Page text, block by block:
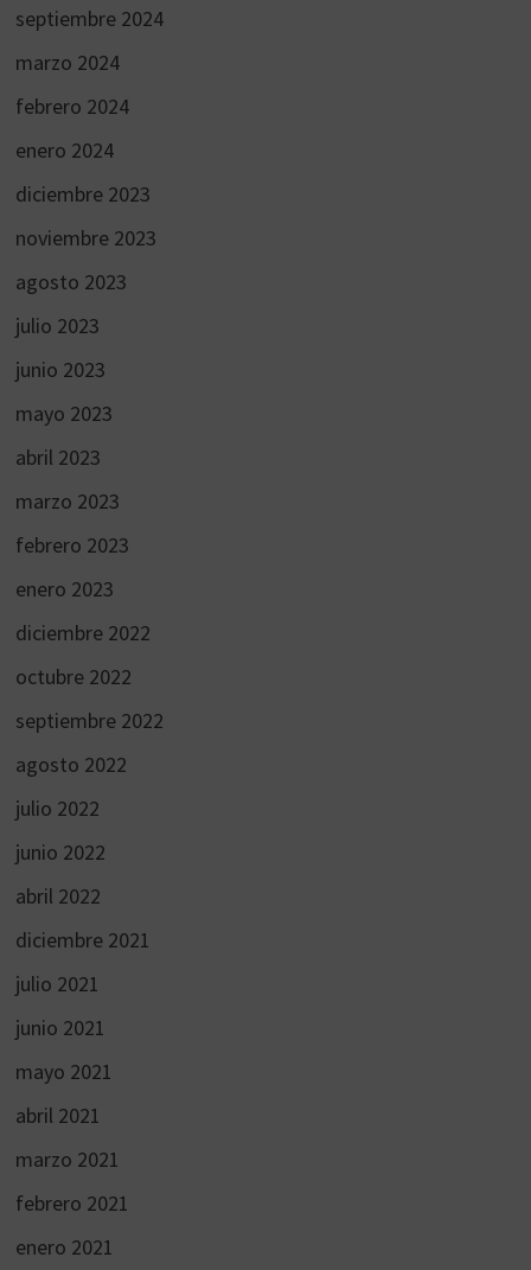
septiembre 2024
marzo 2024
febrero 2024
enero 2024
diciembre 2023
noviembre 2023
agosto 2023
julio 2023
junio 2023
mayo 2023
abril 2023
marzo 2023
febrero 2023
enero 2023
diciembre 2022
octubre 2022
septiembre 2022
agosto 2022
julio 2022
junio 2022
abril 2022
diciembre 2021
julio 2021
junio 2021
mayo 2021
abril 2021
marzo 2021
febrero 2021
enero 2021